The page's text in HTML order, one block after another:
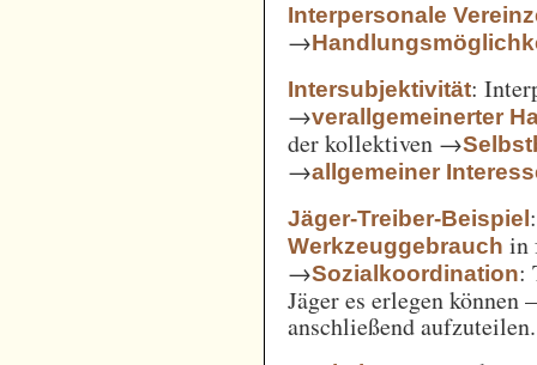
Interpersonale
→
Intersubjektivität:
→verallgemeinerter
der kollektiven →
→allgemeiner
Jäger-Treiber-Beispiel
Werkzeuggebrauch in
→Sozialkoordination:
Jäger es erlegen
anschließend aufzuteilen.